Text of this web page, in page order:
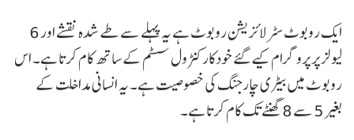
ایک روبوٹ سٹرلائزیشن روبوٹ ہے یہ پہلے سے طے شدہ نقشے اور 6
لیولز پر پروگرام کیے گئے خودکار کنٹرول سسٹم کے ساتھ کام کرتا ہے۔ اس
روبوٹ میں بیٹری چارجنگ کی خصوصیت ہے۔ یہ انسانی مداخلت کے
بغیر 5 سے 8 گھنٹے تک کام کرتا ہے۔